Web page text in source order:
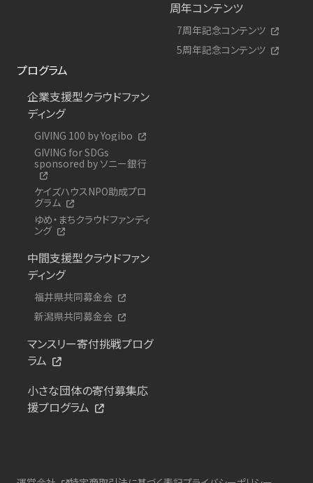
周年コンテンツ
7周年記念コンテンツ
5周年記念コンテンツ
プログラム
企業支援型クラウドファン
ディング
GIVING 100 by Yogibo
GIVING for SDGs
sponsored by ソニー銀行
ケイズハウスNPO助成プロ
グラム
ゆめ・まちクラウドファンディ
ング
中間支援型クラウドファン
ディング
福井県共同募金会
新潟県共同募金会
マンスリー寄付挑戦プログ
ラム
小さな団体の寄付募集応
援プログラム